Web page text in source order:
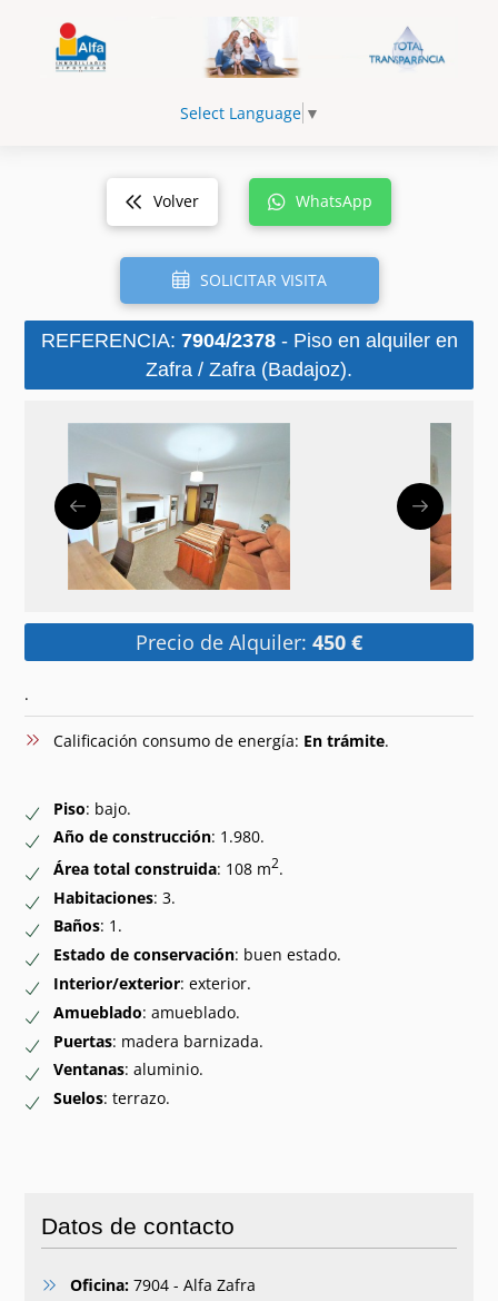
Select Language ▼
Volver WhatsApp
SOLICITAR VISITA
REFERENCIA: 7904/2378- Piso en alquiler en
Zafra / Zafra (Badajoz).
Precio de Alquiler: 450 €
.
Calificación consumo de energía: En trámite.
Piso: bajo.
Año de construcción: 1.980.
Área total construida: 108 m2.
Habitaciones: 3.
Baños: 1.
Estado de conservación: buen estado.
Interior/exterior: exterior.
Amueblado: amueblado.
Puertas: madera barnizada.
Ventanas: aluminio.
Suelos: terrazo.
Datos de contacto
Oficina:7904 - Alfa Zafra